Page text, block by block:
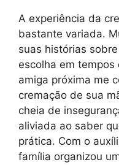
A experiência da
bastante variada.
suas histórias
escolha em tempos
amiga próxima me
cremação de sua
cheia de
aliviada ao saber
prática. Com o
família organizou